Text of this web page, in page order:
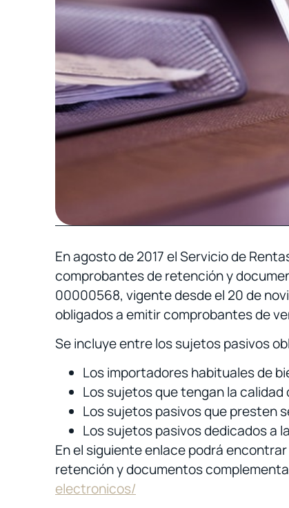
En agosto de 2017 el Servicio de
comprobantes de retención y
00000568, vigente desde el 20 de
obligados a emitir comprobantes de
Se incluye entre los sujetos pasivos
Los importadores habituales de
Los sujetos que tengan la calidad
Los sujetos pasivos que presten
Los sujetos pasivos dedicados a
En el siguiente enlace podrá
retención y documentos
electronicos/